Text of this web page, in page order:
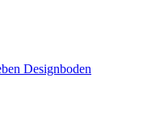
Designboden